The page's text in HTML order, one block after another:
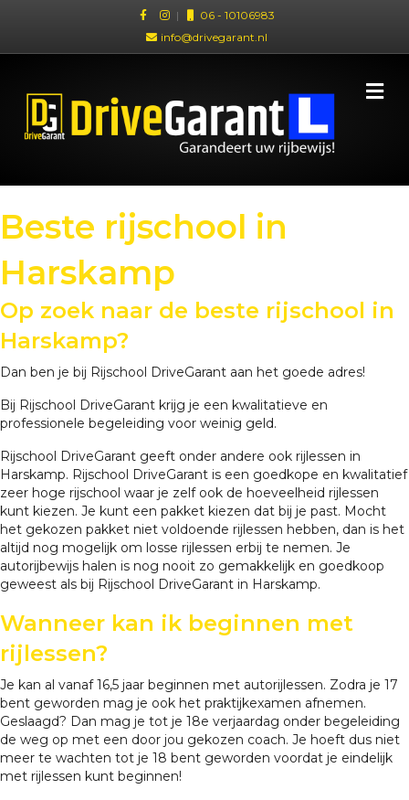
|
06 - 10106983
info@drivegarant.nl
Beste rijschool in
Harskamp
Op zoek naar de beste rijschool in
Harskamp?
Dan ben je bij Rijschool DriveGarant aan het goede adres!
Bij Rijschool DriveGarant krijg je een kwalitatieve en
professionele begeleiding voor weinig geld.
Rijschool DriveGarant geeft onder andere ook rijlessen in
Harskamp. Rijschool DriveGarant is een goedkope en kwalitatief
zeer hoge rijschool waar je zelf ook de hoeveelheid rijlessen
kunt kiezen. Je kunt een pakket kiezen dat bij je past. Mocht
het gekozen pakket niet voldoende rijlessen hebben, dan is het
altijd nog mogelijk om losse rijlessen erbij te nemen. Je
autorijbewijs halen is nog nooit zo gemakkelijk en goedkoop
geweest als bij Rijschool DriveGarant in Harskamp.
Wanneer kan ik beginnen met
rijlessen?
Je kan al vanaf 16,5 jaar beginnen met autorijlessen. Zodra je 17
bent geworden mag je ook het praktijkexamen afnemen.
Geslaagd? Dan mag je tot je 18e verjaardag onder begeleiding
de weg op met een door jou gekozen coach. Je hoeft dus niet
meer te wachten tot je 18 bent geworden voordat je eindelijk
met rijlessen kunt beginnen!